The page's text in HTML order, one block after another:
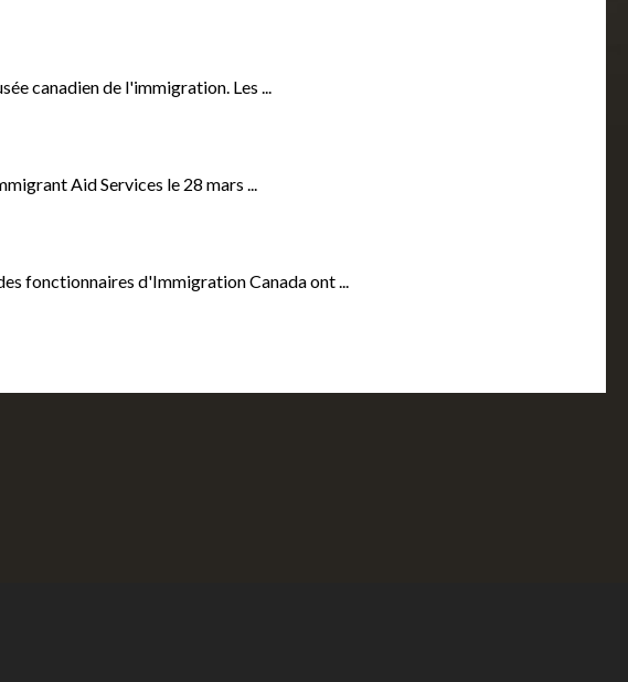
canadien de l'immigration. Les ...
Aid Services le 28 mars ...
fonctionnaires d'Immigration Canada ont ...